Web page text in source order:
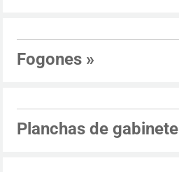
Fogones »
Planchas de gabinete